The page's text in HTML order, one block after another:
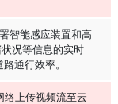
智能感应装置和高
况等信息的实时
通行效率。
络上传视频流至云